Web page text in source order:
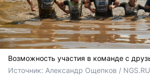
Возможность участия в команде с
Источник: Александр Ощепков / NGS.RU